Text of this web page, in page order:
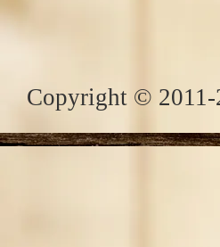
Copyright © 2011-